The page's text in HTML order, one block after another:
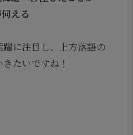
える
に注目し、上方落語の
たいですね！